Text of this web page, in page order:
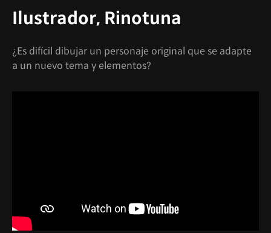
Ilustrador, Rinotuna
¿Es difícil dibujar un personaje original que se adapte
a un nuevo tema y elementos?